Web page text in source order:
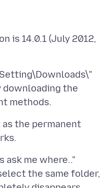
is 14.0.1 (July 2012,
the
the permanent
ask me where.."
the same folder,